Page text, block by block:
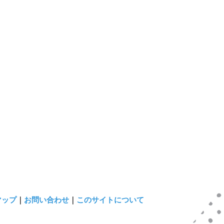
プ｜ お問い合わせ ｜ このサイトについて